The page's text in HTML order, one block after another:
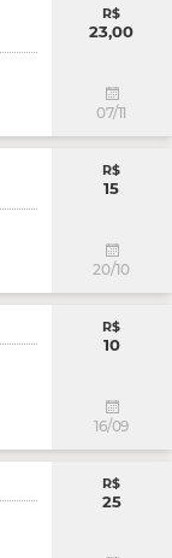
R$
23,00
07/11
R$
15
20/10
R$
10
16/09
R$
25